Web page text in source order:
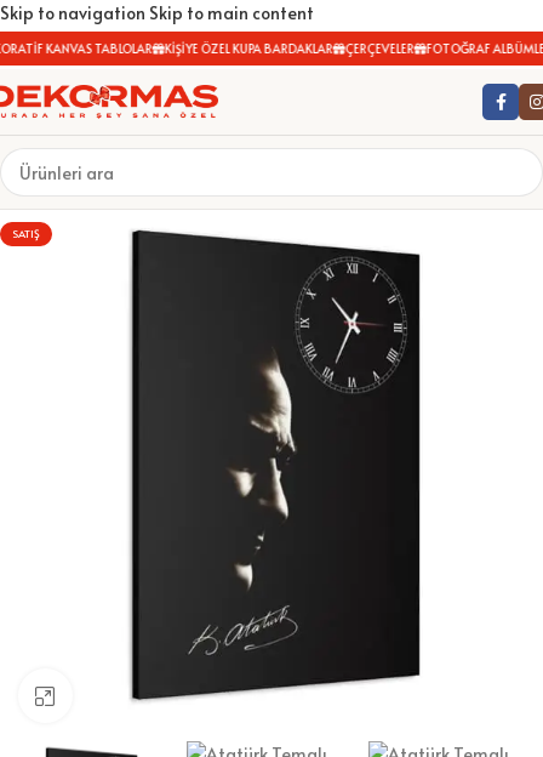
Skip to navigation Skip to main content
KANVAS TABLOLAR KİŞİYE ÖZEL KUPA BARDAKLAR ÇERÇEVELER FOTOĞRAF
SATIŞ
Büyütmek için tıklayın